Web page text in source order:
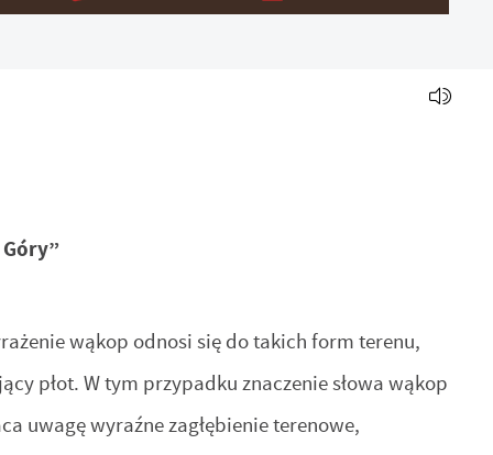
wąkop odnosi się do takich form terenu,
płot. W tym przypadku znaczenie słowa wąkop
uwagę wyraźne zagłębienie terenowe,